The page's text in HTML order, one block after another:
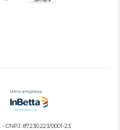
CNPJ: 87.230.223/0001-23